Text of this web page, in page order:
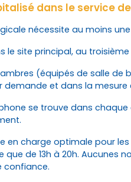
dans le service
nécessite au moins
le site principal, au
(équipés de salle de
demande et dans la mesure
se trouve dans
en charge optimale pour
que de 13h à 20h. Aucunes
confiance.